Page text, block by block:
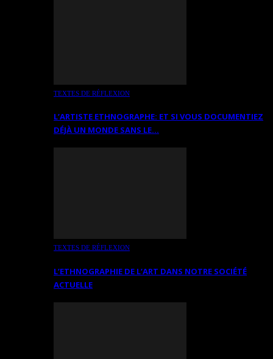
TEXTES DE RÉFLEXION
L’ARTISTE ETHNOGRAPHE: ET SI VOUS DOCUMENTIEZ
DÉJÀ UN MONDE SANS LE…
TEXTES DE RÉFLEXION
L’ETHNOGRAPHIE DE L’ART DANS NOTRE SOCIÉTÉ
ACTUELLE